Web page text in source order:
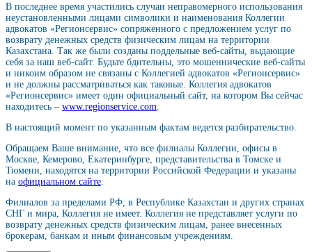
В последнее время участились случаи неправомерного использования
неустановленными лицами символики и наименования Коллегии
адвокатов «Регионсервис» сопряженного с предложением услуг по
возврату денежных средств физическим лицам на территории
Казахстана. Так же были созданы поддельные веб-сайты, выдающие
себя за наш веб-сайт. Будьте бдительны, это мошеннические веб-сайты
и никоим образом не связаны с Коллегией адвокатов «Регионсервис»
и не должны рассматриваться как таковые. Коллегия адвокатов
«Регионсервис» имеет один официальный сайт, на котором Вы сейчас
находитесь – www.regionservice.com
В настоящий момент по указанным фактам ведется разбирательство.
Обращаем Ваше внимание, что все филиалы Коллегии, офисы в
Москве, Кемерово, Екатеринбурге, представительства в Томске и
Тюмени, находятся на территории Российской Федерации и указаны
на официальном сайте
Филиалов за пределами РФ, в Республике Казахстан и других странах
СНГ и мира, Коллегия не имеет. Коллегия не представляет услуги по
возврату денежных средств физическим лицам, ранее внесенных
брокерам, банкам и иным финансовым учреждениям.